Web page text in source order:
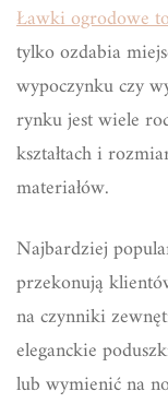
Ławki ogrodowe
tylko ozdabia
wypoczynku czy
rynku jest wiele
kształtach i
materiałów.
Najbardziej
przekonują
na czynniki
eleganckie
lub wymienić na